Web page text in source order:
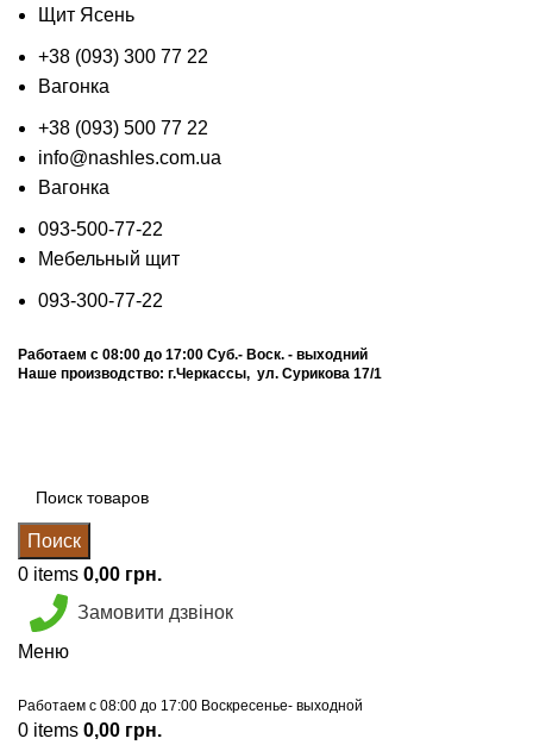
Щит Ясень
+38 (093) 300 77 22
Вагонка
+38 (093) 500 77 22
info@nashles.com.ua
Вагонка
093-500-77-22
Мебельный щит
093-300-77-22
Работаем с 08:00 до 17:00 Суб.- Воск. - выходний
Наше производство: г.Черкассы, ул. Сурикова 17/1
Поиск
0 items 0,00 грн.
Замовити дзвінок
Меню
Работаем с 08:00 до 17:00 Воскресенье- выходной
0 items 0,00 грн.